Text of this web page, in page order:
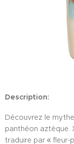
Description:
Découvrez le
panthéon aztèque.
traduire par « fleur-